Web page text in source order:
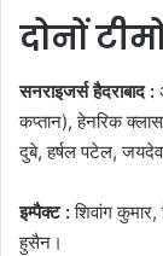
दोनों
सनराइजर्स हैदराबाद :
कप्तान), हेनरिक
दुबे, हर्षल पटेल,
इम्पैक्ट :शिवांग
हुसैन।